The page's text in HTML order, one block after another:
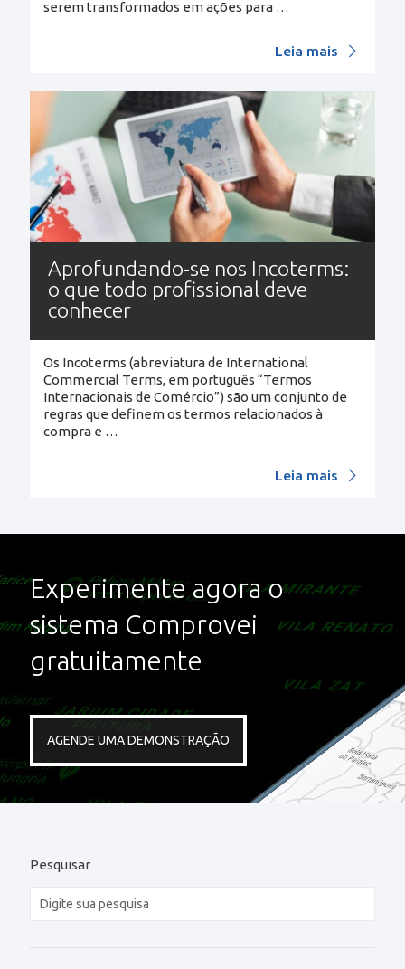
serem transformados em ações para …
Leia mais
Aprofundando-se nos Incoterms:
o que todo profissional deve
conhecer
Os Incoterms (abreviatura de International
Commercial Terms, em português “Termos
Internacionais de Comércio”) são um conjunto de
regras que definem os termos relacionados à
compra e …
Leia mais
Experimente agora o
sistema Comprovei
gratuitamente
AGENDE UMA DEMONSTRAÇÃO
Pesquisar